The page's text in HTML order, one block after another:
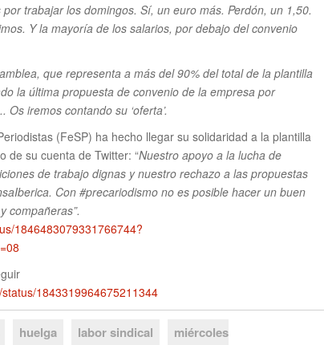
trabajar los domingos. Sí, un euro más. Perdón, un 1,50.
Y la mayoría de los salarios, por debajo del convenio
que representa a más del 90% del total de la plantilla
la última propuesta de convenio de la empresa por
iremos contando su ‘oferta’.
(FeSP) ha hecho llegar su solidaridad a la plantilla
de su cuenta de Twitter: “Nuestro apoyo a la lucha de
de trabajo dignas y nuestro rechazo a las propuestas
Con #precariodismo no es posible hacer un buen
compañeras”.
1846483079331766744?
1843319964675211344
huelga labor sindical
miércoles